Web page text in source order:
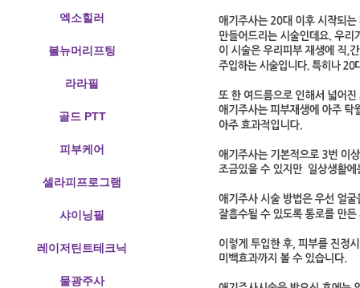
엑소힐러
볼뉴머리프팅
라라필
골드 PTT
피부케어
셀라피프로그램
샤이닝필
레이저틴트테크닉
물광주사